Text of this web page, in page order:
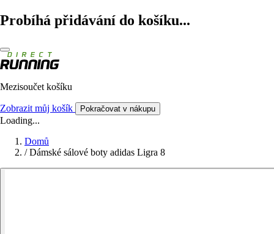
Probíhá přidávání do košíku...
Mezisoučet košíku
Zobrazit můj košík Pokračovat v nákupu
Loading...
Domů
/ Dámské sálové boty adidas Ligra 8